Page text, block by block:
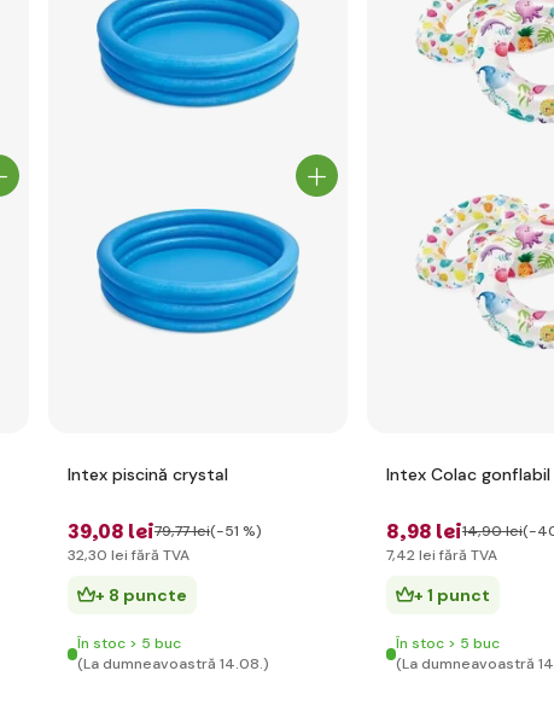
Intex piscină crystal
39,08 lei79,77 lei(-51 %)
32,30 lei fără TVA
+ 8 puncte
În stoc > 5 buc
(La dumneavoastră 14.08.)
Intex Colac gonflabil
8,98 lei14,90 lei(-
7,42 lei fără TVA
+ 1 punct
În stoc > 5 buc
(La dumneavoastră